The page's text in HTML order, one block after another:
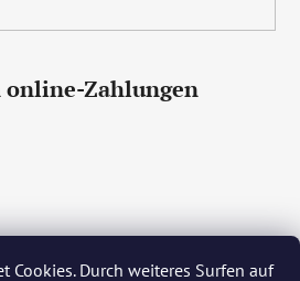
Cookies. Durch weiteres Surfen auf
Zahlungen
English Deutsch Magyar